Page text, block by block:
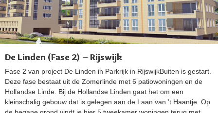
De Linden (Fase 2) – Rijswijk
Fase 2 van project De Linden in Parkrijk in RijswijkBuiten is gestart.
Deze fase bestaat uit de Zomerlinde met 6 patiowoningen en de
Hollandse Linde. Bij de Hollandse Linden gaat het om een
kleinschalig gebouw dat is gelegen aan de Laan van ’t Haantje. Op